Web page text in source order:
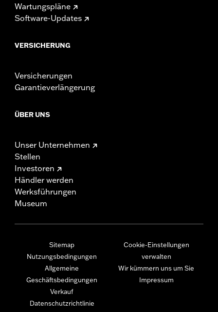
Wartungspläne
Software-Updates
VERSICHERUNG
Versicherungen
Garantieverlängerung
ÜBER UNS
Unser Unternehmen
Stellen
Investoren
Händler werden
Werksführungen
Museum
Sitemap
Nutzungsbedingungen
Allgemeine
Geschäftsbedingungen
Verkauf
Datenschutzrichtlinie
Cookie-Einstellungen
verwalten
Wir kümmern uns um Sie
Impressum